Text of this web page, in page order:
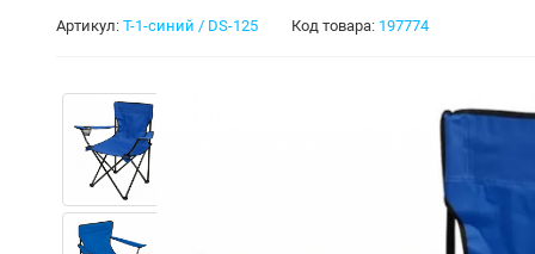
Артикул: T-1-синий / DS-125 Код товара: 197774